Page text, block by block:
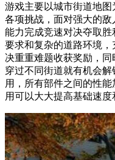
游戏主要以城市街道地
各项挑战，面对强大的
能力完成竞速对决夺取
要求和复杂的道路环境
决重重难题收获奖励，同
穿过不同街道就有机会
用，所有部件之间的性
用可以大大提高基础速度